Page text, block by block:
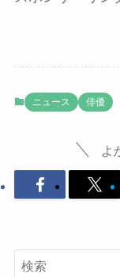
ニュース 俳優
よ